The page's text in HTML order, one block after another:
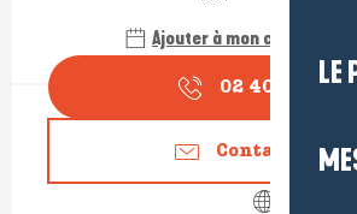
LE
Ajouter à mon calendrier
02 40 91 68▒▒
Contactez-